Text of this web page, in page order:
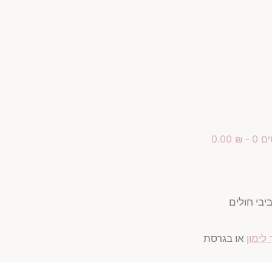
0
₪ 0.00
חולים
או בגרסת